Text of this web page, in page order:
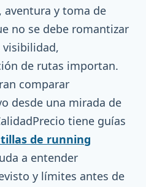
aventura y toma de
no se debe romantizar
visibilidad,
de rutas importan.
comparar
desde una mirada de
tiene guías
de running
a entender
y límites antes de